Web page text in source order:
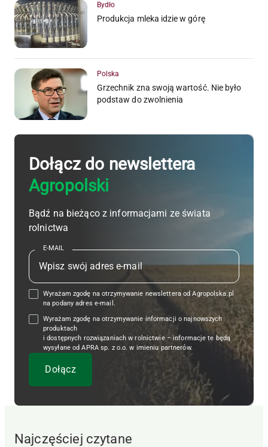
Bydło
Produkcja mleka idzie w górę
Polska
Grzechnik zna swoją wartość. Nie było
podstaw do zwolnienia
Dołącz do newslettera
Agropolski
Bądź na bieżąco z informacjami ze świata
rolnictwa
E-MAIL
Wyrażam zgodę na otrzymywanie newslettera od Agropolska.pl
na podany adres e-mail.
Wyrażam zgodę na otrzymywanie informacji o najnowszych
produktach
i dostępnych rozwiązaniach w rolnictwie – informacje te będą
wysyłane od APRA sp. z o.o. w imieniu partnerów.
Najczęściej czytane